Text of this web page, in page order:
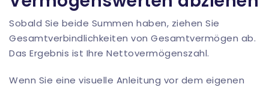
Sobald Sie beide Summen haben, ziehen Sie
Gesamtverbindlichkeiten von Gesamtvermögen ab.
Das Ergebnis ist Ihre Nettovermögenszahl.
Wenn Sie eine visuelle Anleitung vor dem eigenen